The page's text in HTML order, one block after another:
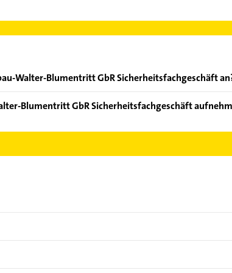
Walter-Blumentritt GbR Sicherheitsfachgeschäft
Blumentritt GbR Sicherheitsfachgeschäft